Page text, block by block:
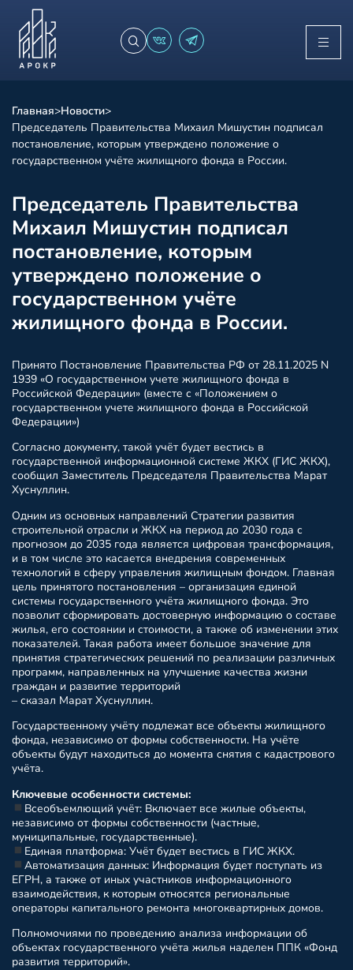
Главная>Новости>
Председатель Правительства Михаил Мишустин подписал
постановление, которым утверждено положение о
государственном учёте жилищного фонда в России.
Председатель Правительства
Михаил Мишустин подписал
постановление, которым
утверждено положение о
государственном учёте
жилищного фонда в России.
Принято Постановление Правительства РФ от 28.11.2025 N
1939 «О государственном учете жилищного фонда в
Российской Федерации» (вместе с «Положением о
государственном учете жилищного фонда в Российской
Федерации»)
Согласно документу, такой учёт будет вестись в
государственной информационной системе ЖКХ (ГИС ЖКХ),
сообщил Заместитель Председателя Правительства Марат
Хуснуллин.
Одним из основных направлений Стратегии развития
строительной отрасли и ЖКХ на период до 2030 года с
прогнозом до 2035 года является цифровая трансформация,
и в том числе это касается внедрения современных
технологий в сферу управления жилищным фондом. Главная
цель принятого постановления – организация единой
системы государственного учёта жилищного фонда. Это
позволит сформировать достоверную информацию о составе
жилья, его состоянии и стоимости, а также об изменении этих
показателей. Такая работа имеет большое значение для
принятия стратегических решений по реализации различных
программ, направленных на улучшение качества жизни
граждан и развитие территорий
– сказал Марат Хуснуллин.
Государственному учёту подлежат все объекты жилищного
фонда, независимо от формы собственности. На учёте
объекты будут находиться до момента снятия с кадастрового
учёта.
Ключевые особенности системы:
Всеобъемлющий учёт: Включает все жилые объекты,
независимо от формы собственности (частные,
муниципальные, государственные).
Единая платформа: Учёт будет вестись в ГИС ЖКХ.
Автоматизация данных: Информация будет поступать из
ЕГРН, а также от иных участников информационного
взаимодействия, к которым относятся региональные
операторы капитального ремонта многоквартирных домов.
Полномочиями по проведению анализа информации об
объектах государственного учёта жилья наделен ППК «Фонд
развития территорий».